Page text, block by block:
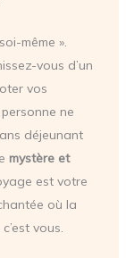
même ».
vous d’un
vos
ne
déjeunant
mystère et
est votre
où la
vous.